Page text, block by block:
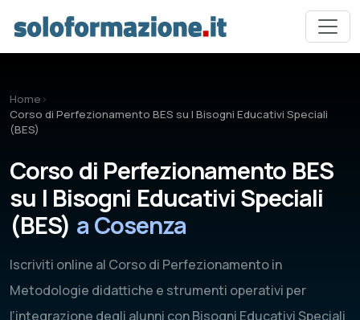
Home ›
Corso di Perfezionamento BES su I Bisogni Educativi Speciali
(BES)
Corso di Perfezionamento BES
su I Bisogni Educativi Speciali
(BES) a Cosenza
Iscriviti online al Corso di Perfezionamento in
Metodologie didattiche e strumenti operativi per
l’integrazione degli alunni con Bisogni Educativi Speciali